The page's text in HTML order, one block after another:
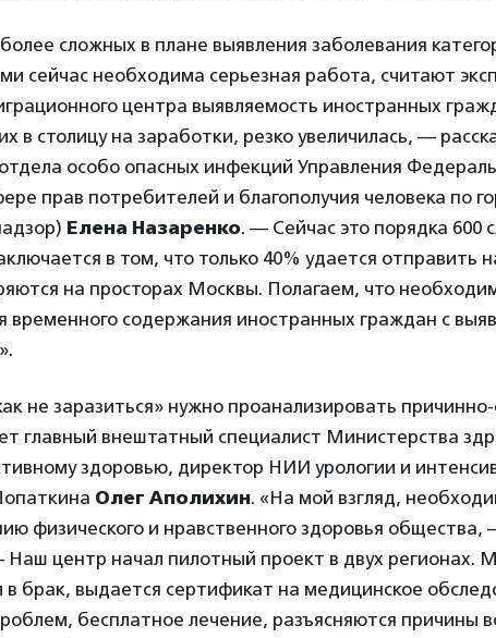
сложных в плане выявления заболевания
сейчас необходима серьезная работа, считают
центра выявляемость иностранных
в столицу на заработки, резко увеличилась, —
особо опасных инфекций Управления
прав потребителей и благополучия человека по
Елена Назаренко. — Сейчас это порядка 600
в том, что только 40% удается отправить
на просторах Москвы. Полагаем, что
временного содержания иностранных граждан с
не заразиться» нужно проанализировать
главный внештатный специалист Министерства
здоровью, директор НИИ урологии и
Олег Аполихин. «На мой взгляд,
физического и нравственного здоровья общества,
центр начал пилотный проект в двух регионах.
брак, выдается сертификат на медицинское
бесплатное лечение, разъясняются причины